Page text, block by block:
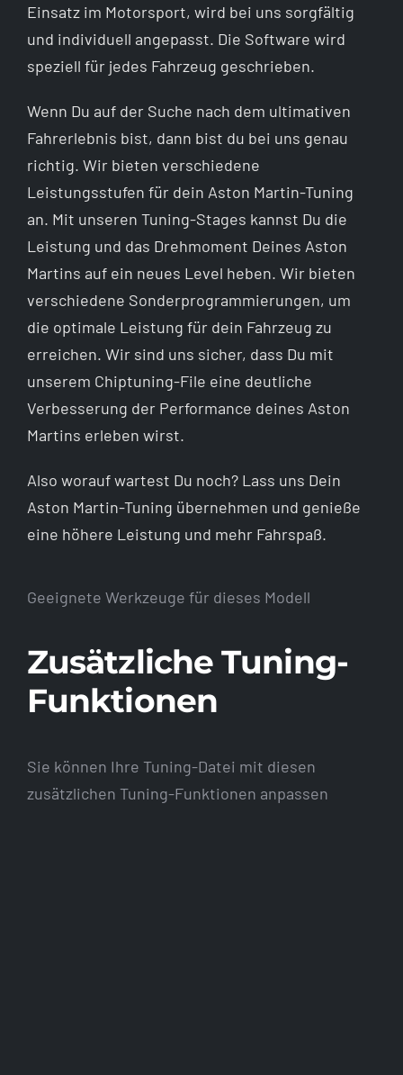
Einsatz im Motorsport, wird bei uns sorgfältig
und individuell angepasst. Die Software wird
speziell für jedes Fahrzeug geschrieben.
Wenn Du auf der Suche nach dem ultimativen
Fahrerlebnis bist, dann bist du bei uns genau
richtig. Wir bieten verschiedene
Leistungsstufen für dein Aston Martin-Tuning
an. Mit unseren Tuning-Stages kannst Du die
Leistung und das Drehmoment Deines Aston
Martins auf ein neues Level heben. Wir bieten
verschiedene Sonderprogrammierungen, um
die optimale Leistung für dein Fahrzeug zu
erreichen. Wir sind uns sicher, dass Du mit
unserem Chiptuning-File eine deutliche
Verbesserung der Performance deines Aston
Martins erleben wirst.
Also worauf wartest Du noch? Lass uns Dein
Aston Martin-Tuning übernehmen und genieße
eine höhere Leistung und mehr Fahrspaß.
Geeignete Werkzeuge für dieses Modell
Zusätzliche Tuning-
Funktionen
Sie können Ihre Tuning-Datei mit diesen
zusätzlichen Tuning-Funktionen anpassen